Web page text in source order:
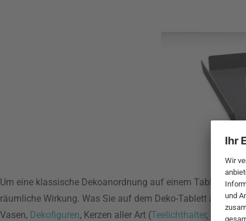
Um eine klassische Dekoanordnung auf einem Tablett zu
räumliche Wirkung. Was Sie auf dem Deko-Tablett
Vasen, Dekofiguren, Kerzen aller Art (Teelichthalter,